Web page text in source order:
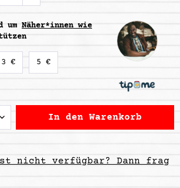
um Näher*innen wie
3 € 5 €
In den Warenkorb
nicht verfügbar? Dann frag